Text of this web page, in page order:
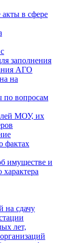
в сфере
заполнения
АГО
на
по вопросам
МОУ, их
фактах
имуществе и
характера
на сдачу
лет,